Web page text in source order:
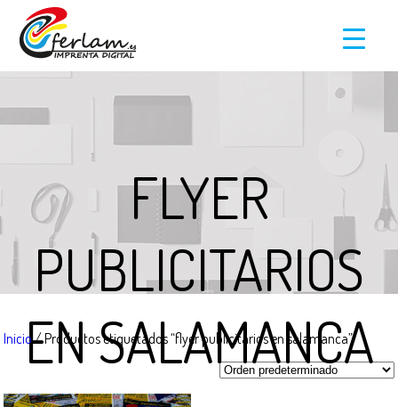
FLYER
PUBLICITARIOS
EN SALAMANCA
Inicio/ Productos etiquetados “flyer publicitarios en salamanca”